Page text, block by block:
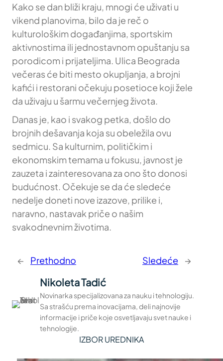
Kako se dan bliži kraju, mnogi će uživati u
vikend planovima, bilo da je reč o
kulturološkim događanjima, sportskim
aktivnostima ili jednostavnom opuštanju sa
porodicom i prijateljima. Ulica Beograda
večeras će biti mesto okupljanja, a brojni
kafići i restorani očekuju posetioce koji žele
da uživaju u šarmu večernjeg života.
Danas je, kao i svakog petka, došlo do
brojnih dešavanja koja su obeležila ovu
sedmicu. Sa kulturnim, političkim i
ekonomskim temama u fokusu, javnost je
zauzeta i zainteresovana za ono što donosi
budućnost. Očekuje se da će sledeće
nedelje doneti nove izazove, prilike i,
naravno, nastavak priče o našim
svakodnevnim životima.
← Prethodno Sledeće →
Nikoleta Tadić
Novinarka specijalizovana za nauku i tehnologiju.
Sa strašću prema inovacijama, deli najnovije
informacije i priče koje osvetljavaju svet nauke i
tehnologije.
IZBOR UREDNIKA